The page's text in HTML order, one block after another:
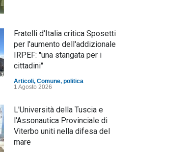
Fratelli d'Italia critica Sposetti
per l'aumento dell'addizionale
IRPEF: "una stangata per i
cittadini"
Articoli, Comune, politica
1 Agosto 2026
L'Università della Tuscia e
l'Assonautica Provinciale di
Viterbo uniti nella difesa del
mare